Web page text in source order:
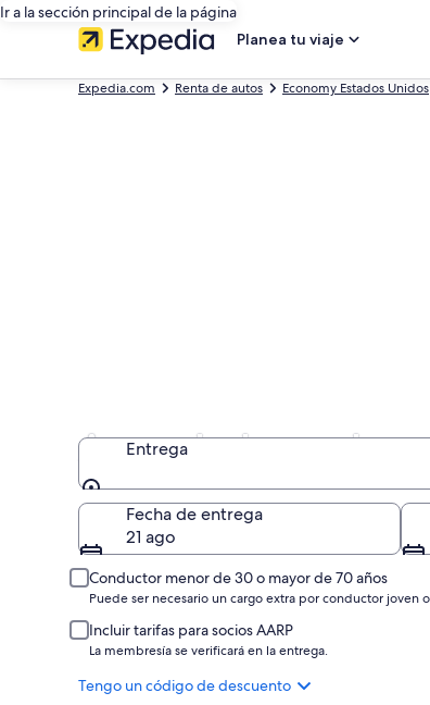
Ir a la sección principal de la página
Planea tu viaje
Expedia.com Renta de autos Economy Estados Unidos
Arrendadoras de
Entrega
Entrega
Fecha de entrega
21 ago
Conductor menor de 30 o mayor de 70 años
Puede ser necesario un cargo extra por conductor joven
Incluir tarifas para socios AARP
La membresía se verificará en la entrega.
Tengo un código de descuento